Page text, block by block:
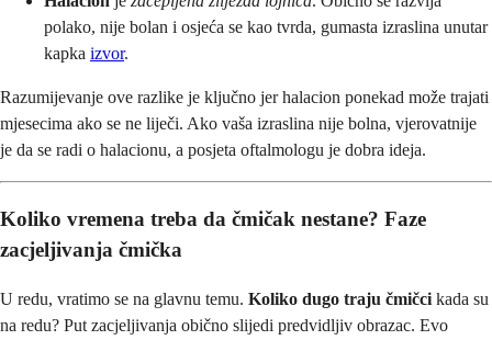
polako, nije bolan i osjeća se kao tvrda, gumasta izraslina unutar
kapka izvor.
Razumijevanje ove razlike je ključno jer halacion ponekad može trajati
mjesecima ako se ne liječi. Ako vaša izraslina nije bolna, vjerovatnije
je da se radi o halacionu, a posjeta oftalmologu je dobra ideja.
Koliko vremena treba da čmičak nestane? Faze
zacjeljivanja čmička
U redu, vratimo se na glavnu temu. Koliko dugo traju čmičci kada su
na redu? Put zacjeljivanja obično slijedi predvidljiv obrazac. Evo